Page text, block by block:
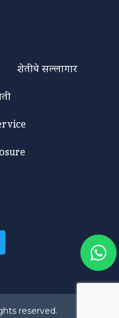
शेतीचे सल्लागार
reserved.